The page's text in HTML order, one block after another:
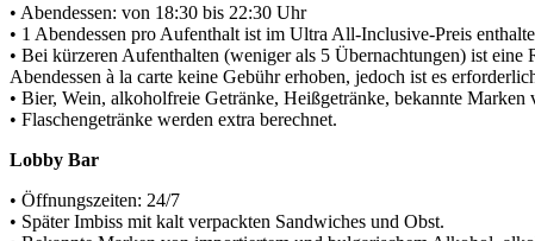
• Abendessen: von 18:30 bis 22:30 Uhr
• 1 Abendessen pro Aufenthalt ist im Ultra All-Inclusive-Preis
• Bei kürzeren Aufenthalten (weniger als 5 Übernachtungen) ist
Abendessen à la carte keine Gebühr erhoben, jedoch ist es
• Bier, Wein, alkoholfreie Getränke, Heißgetränke, bekannte
• Flaschengetränke werden extra berechnet.
Lobby Bar
• Öffnungszeiten: 24/7
• Später Imbiss mit kalt verpackten Sandwiches und Obst.